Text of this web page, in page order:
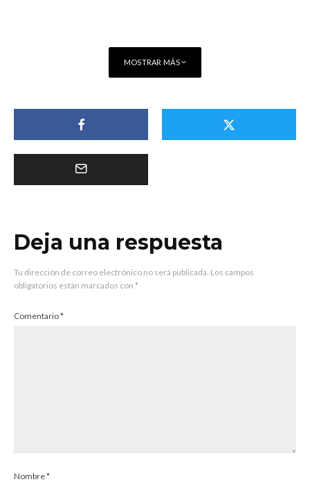
MOSTRAR MÁS
Deja una respuesta
Tu dirección de correo electrónico no será publicada. Los campos
obligatorios están marcados con *
Comentario*
Nombre*